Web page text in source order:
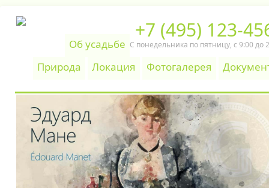
+7 (495) 123-
С понедельника по пятницу, c 9:00 до
Об усадьбе
Природа
Локация Фотогалерея